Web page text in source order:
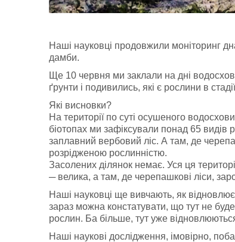
Наші науковці продовжили моніторинг
дамби.
Ще 10 червня ми заклали на дні
ґрунти і подивились, які є рослини в
Які висновки?
На території по суті осушеного
біотопах ми зафіксували понад 65
заплавний вербовий ліс. А там, де
розрідженою рослинністю.
Засолених ділянок немає. Уся ця
─ велика, а там, де черепашкові ліси,
Наші науковці ще вивчають, як
зараз можна констатувати, що тут не
рослин. Ба більше, тут уже
Наші наукові дослідження, імовірно,